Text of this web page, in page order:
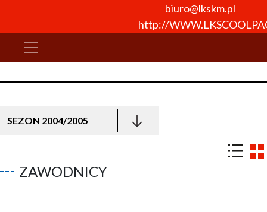
biuro@lkskm.pl
http://
SEZON 2004/2005
ZAWODNICY